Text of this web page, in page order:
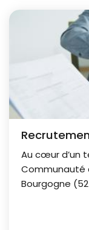
Au cœur d’un
Communauté
Bourgogne